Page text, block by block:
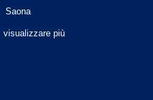
Saona
visualizzare più